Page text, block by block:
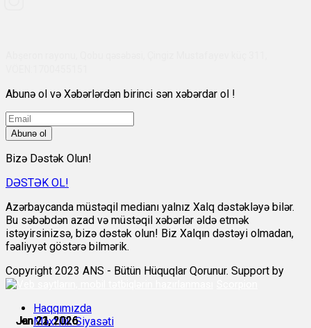
Jan 21, 2026
Jan 21, 2026
Jan 21, 2026
Jan 21, 2026
Jan 21, 2026
Jan 22, 2026
Abunə ol və Xəbərlərdən birinci sən xəbərdar ol !
Abunə ol
Bizə Dəstək Olun!
DƏSTƏK OL!
Azərbaycanda müstəqil medianı yalnız Xalq dəstəkləyə bilər.
Bu səbəbdən azad və müstəqil xəbərlər əldə etmək
istəyirsinizsə, bizə dəstək olun! Biz Xalqın dəstəyi olmadan,
fəaliyyət göstərə bilmərik.
Copyright 2023 ANS - Bütün Hüquqlar Qorunur. Support by
Haqqımızda
Məxfilik Siyasəti